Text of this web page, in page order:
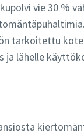
vie 30 %
tarkoitettu
ja lähelle